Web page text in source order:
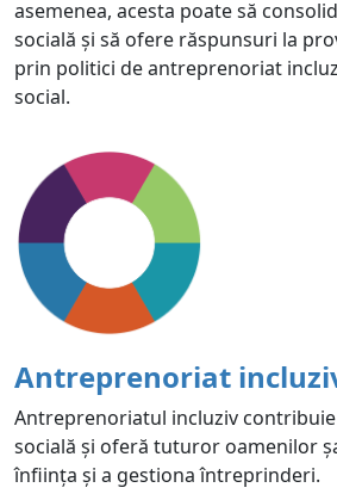
asemenea, acesta poate să
socială și să ofere răspunsuri la
prin politici de antreprenoriat
social.
Antreprenoriat
Antreprenoriatul incluziv
socială și oferă tuturor oamenilor
înființa și a gestiona întreprinderi.